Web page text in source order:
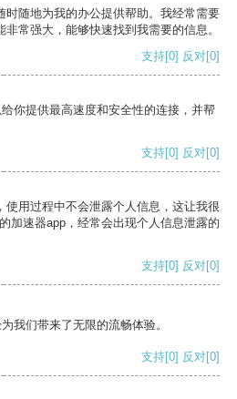
时随地为我的办公提供帮助。我经常需要
常强大，能够快速找到我需要的信息。
支持[0] 反对[0]
你提供最高速度和安全性的连接，并帮
支持[0] 反对[0]
使用过程中不会泄露个人信息，这让我很
加速器app，经常会出现个人信息泄露的
支持[0] 反对[0]
我们带来了无限的流畅体验。
支持[0] 反对[0]